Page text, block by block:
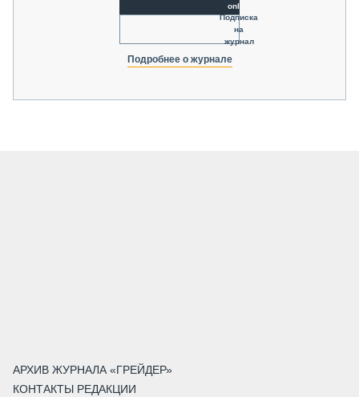
online
Подписка
на
журнал
Подробнее о журнале
АРХИВ ЖУРНАЛА «ГРЕЙДЕР»
КОНТАКТЫ РЕДАКЦИИ